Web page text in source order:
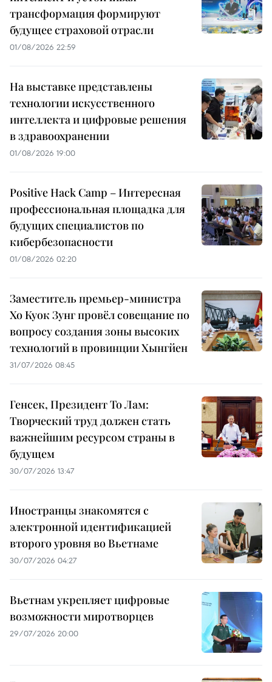
трансформация формируют
будущее страховой отрасли
01/08/2026 22:59
На выставке представлены
технологии искусственного
интеллекта и цифровые решения
в здравоохранении
01/08/2026 19:00
Positive Hack Camp – Интересная
профессиональная площадка для
будущих специалистов по
кибербезопасности
01/08/2026 02:20
Заместитель премьер-министра
Хо Куок Зунг провёл совещание по
вопросу создания зоны высоких
технологий в провинции Хынгйен
31/07/2026 08:45
Генсек, Президент То Лам:
Творческий труд должен стать
важнейшим ресурсом страны в
будущем
30/07/2026 13:47
Иностранцы знакомятся с
электронной идентификацией
второго уровня во Вьетнаме
30/07/2026 04:27
Вьетнам укрепляет цифровые
возможности миротворцев
29/07/2026 20:00